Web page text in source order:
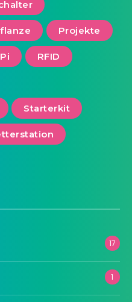
Projekte
RFID
Starterkit
17
1